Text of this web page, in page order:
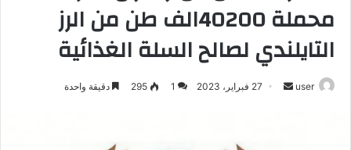
محملة 40200الف طن من الرز
التايلندي لصالح السلة الغذائية
user
أرسل 27 فبراير، 2023 1
295 دقيقة واحدة